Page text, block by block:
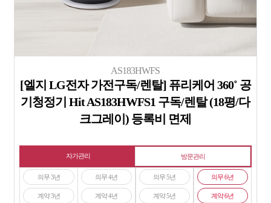
AS183HWFS
[엘지 LG전자 가전구독/렌탈] 퓨리케어 360˚ 공
기청정기 Hit AS183HWFS1 구독/렌탈 (18평/다
크그레이) 등록비 면제
자가관리 방문관리
의무 3년
계약 3년
의무 4년
계약 4년
의무 5년
계약 5년
의무 6년
계약 6년